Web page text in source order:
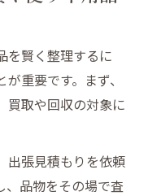
を賢く整理するに
重要です。まず、
買取や回収の対象に
出張見積もりを依頼
、品物をその場で査